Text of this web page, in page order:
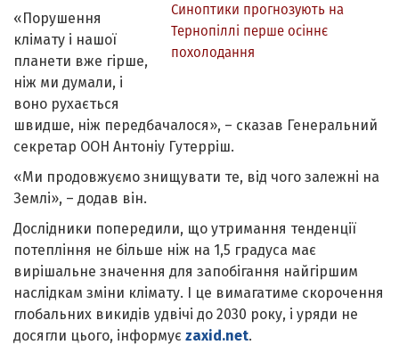
Синоптики прогнозують на
Тернопіллі перше осіннє
похолодання
«Порушення
клімату і нашої
планети вже гірше,
ніж ми думали, і
воно рухається
швидше, ніж передбачалося», – сказав Генеральний
секретар ООН Антоніу Гутерріш.
«Ми продовжуємо знищувати те, від чого залежні на
Землі», – додав він.
Дослідники попередили, що утримання тенденції
потепління не більше ніж на 1,5 градуса має
вирішальне значення для запобігання найгіршим
наслідкам зміни клімату. І це вимагатиме скорочення
глобальних викидів удвічі до 2030 року, і уряди не
досягли цього, інформує zaxid.net.